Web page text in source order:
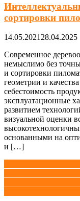
сортировки
14.05.2021 28.04.2025
Современное
немыслимо без
и сортировки
геометрии и
себестоимость
эксплуатационные
развитием
визуальной оценки
основанными на
и […]
Навигация
по
записям